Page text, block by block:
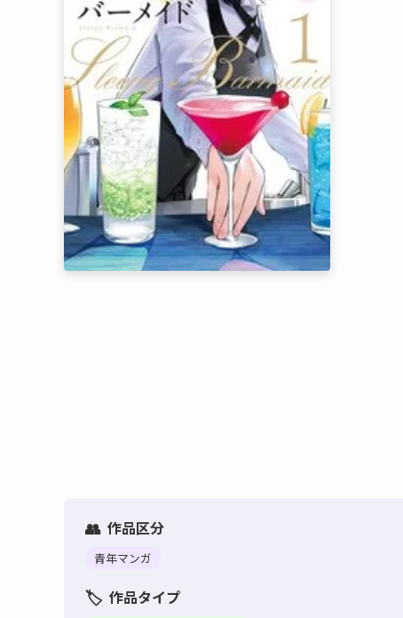
作品区分
青年マンガ
作品タイプ